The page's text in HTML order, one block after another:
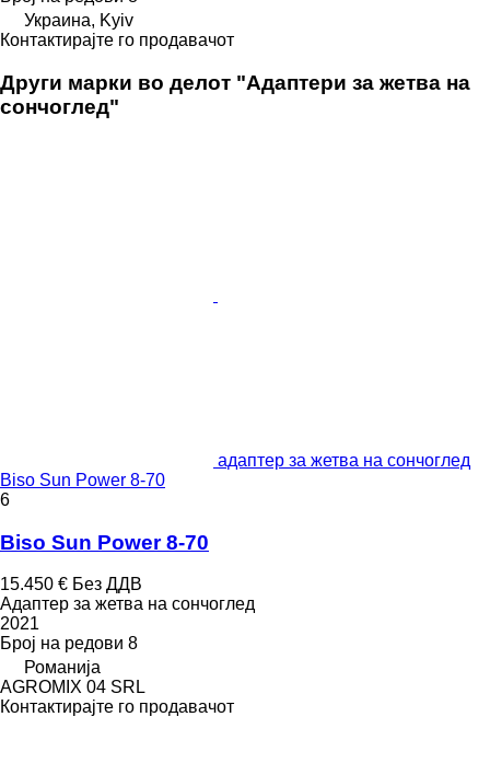
Украина, Kyiv
Контактирајте го продавачот
Други марки во делот "Адаптери за жетва на
сончоглед"
адаптер за жетва на сончоглед
Biso Sun Power 8-70
6
Biso Sun Power 8-70
15.450 € Без ДДВ
Адаптер за жетва на сончоглед
2021
Број на редови 8
Романија
AGROMIX 04 SRL
Контактирајте го продавачот